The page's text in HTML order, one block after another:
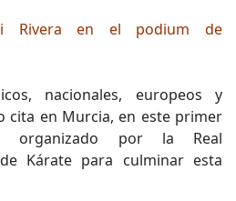
Rivera en el podium de
nacionales, europeos y
cita en Murcia, en este primer
organizado por la Real
Kárate para culminar esta